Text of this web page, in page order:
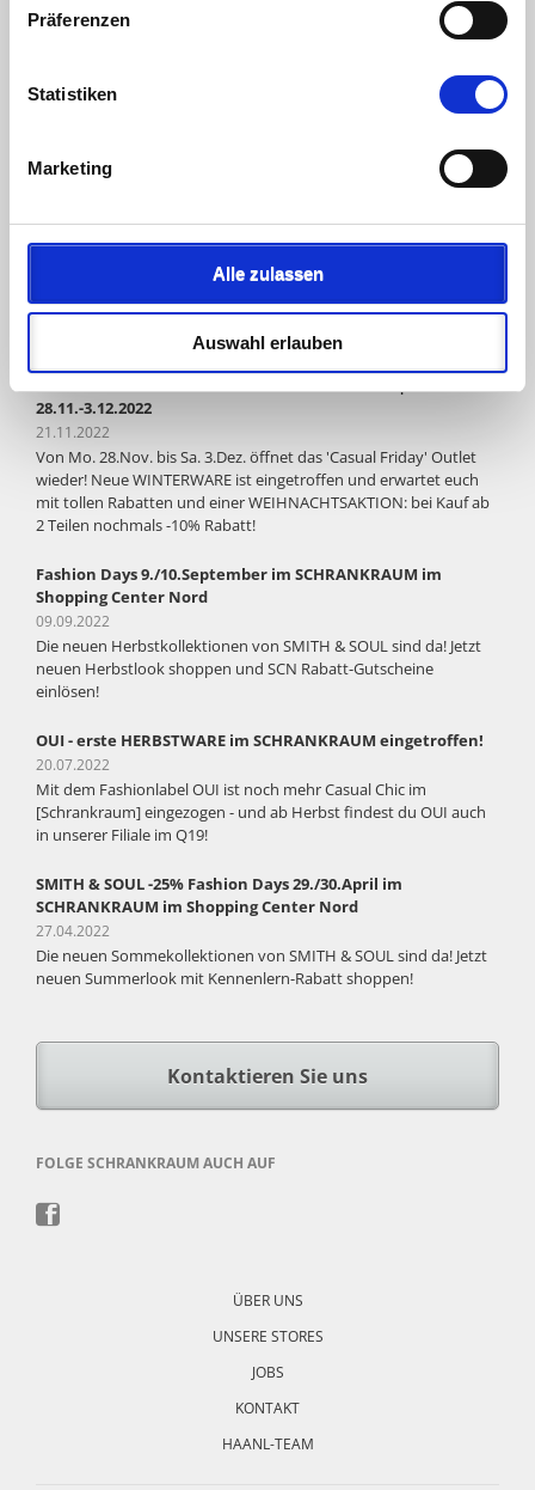
Präferenzen
Statistiken
Marketing
Alle zulassen
Auswahl erlauben
E-MAIL
Guntramsdorfer Str. 103
28.11.-3.12.2022
21.11.2022
Von Mo. 28.Nov. bis Sa. 3.Dez. öffnet das 'Casual Friday' Outlet
wieder! Neue WINTERWARE ist eingetroffen und erwartet euch
mit tollen Rabatten und einer WEIHNACHTSAKTION: bei Kauf ab
2 Teilen nochmals -10% Rabatt!
Fashion Days 9./10.September im SCHRANKRAUM im
Shopping Center Nord
09.09.2022
Die neuen Herbstkollektionen von SMITH & SOUL sind da! Jetzt
neuen Herbstlook shoppen und SCN Rabatt-Gutscheine
einlösen!
OUI - erste HERBSTWARE im SCHRANKRAUM eingetroffen!
20.07.2022
Mit dem Fashionlabel OUI ist noch mehr Casual Chic im
[Schrankraum] eingezogen - und ab Herbst findest du OUI auch
in unserer Filiale im Q19!
SMITH & SOUL -25% Fashion Days 29./30.April im
SCHRANKRAUM im Shopping Center Nord
27.04.2022
Die neuen Sommekollektionen von SMITH & SOUL sind da! Jetzt
neuen Summerlook mit Kennenlern-Rabatt shoppen!
Kontaktieren Sie uns
FOLGE SCHRANKRAUM AUCH AUF
ÜBER UNS
UNSERE STORES
JOBS
KONTAKT
HAANL-TEAM